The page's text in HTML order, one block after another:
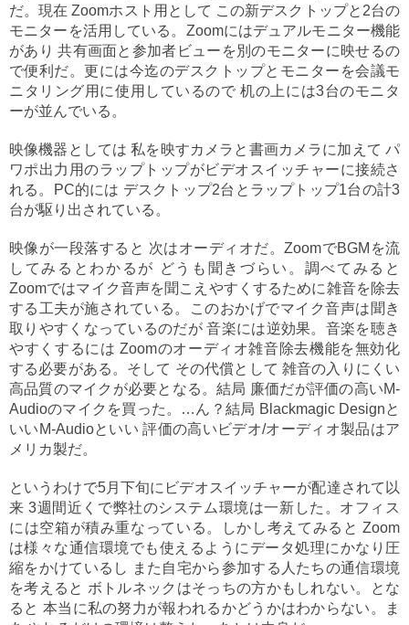
だ。現在 Zoomホスト用として この新デスクトップと2台の
モニターを活用している。Zoomにはデュアルモニター機能
があり 共有画面と参加者ビューを別のモニターに映せるの
で便利だ。更には今迄のデスクトップとモニターを会議モ
ニタリング用に使用しているので 机の上には3台のモニタ
ーが並んでいる。
映像機器としては 私を映すカメラと書画カメラに加えて パ
ワポ出力用のラップトップがビデオスイッチャーに接続さ
れる。PC的には デスクトップ2台とラップトップ1台の計3
台が駆り出されている。
映像が一段落すると 次はオーディオだ。ZoomでBGMを流
してみるとわかるが どうも聞きづらい。調べてみると
Zoomではマイク音声を聞こえやすくするために雑音を除去
する工夫が施されている。このおかげでマイク音声は聞き
取りやすくなっているのだが 音楽には逆効果。音楽を聴き
やすくするには Zoomのオーディオ雑音除去機能を無効化
する必要がある。そして その代償として 雑音の入りにくい
高品質のマイクが必要となる。結局 廉価だが評価の高いM-
Audioのマイクを買った。…ん？結局 Blackmagic Designと
いいM-Audioといい 評価の高いビデオ/オーディオ製品はア
メリカ製だ。
というわけで5月下旬にビデオスイッチャーが配達されて以
来 3週間近くで弊社のシステム環境は一新した。オフィス
には空箱が積み重なっている。しかし考えてみると Zoom
は様々な通信環境でも使えるようにデータ処理にかなり圧
縮をかけているし また自宅から参加する人たちの通信環境
を考えると ボトルネックはそっちの方かもしれない。とな
ると 本当に私の努力が報われるかどうかはわからない。ま